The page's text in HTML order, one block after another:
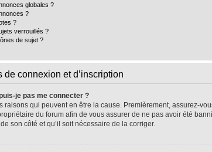
globales ?
?
?
verrouillés ?
de sujet ?
de connexion et d’inscription
je pas me connecter ?
raisons qui peuvent en être la cause. Premièrement, assurez-
du forum afin de vous assurer de ne pas avoir été
son côté et qu’il soit nécessaire de la corriger.